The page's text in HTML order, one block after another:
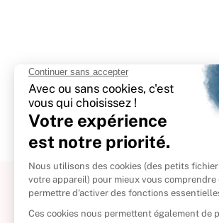
À propos